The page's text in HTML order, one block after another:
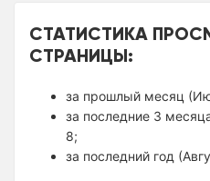
СТАТИСТИКА
СТРАНИЦЫ:
за прошлый месяц
за последние 3
8;
за последний год